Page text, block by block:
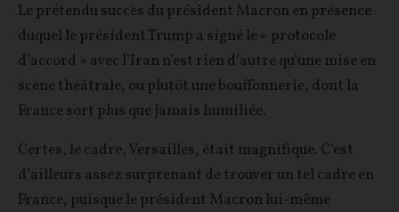
Le prétendu succès du président Macron en présence
duquel le président Trump a signé le « protocole
d’accord » avec l’Iran n’est rien d’autre qu’une mise en
scène théâtrale, ou plutôt une bouffonnerie, dont la
France sort plus que jamais humiliée.
Certes, le cadre, Versailles, était magnifique. C’est
d’ailleurs assez surprenant de trouver un tel cadre en
France, puisque le président Macron lui-même